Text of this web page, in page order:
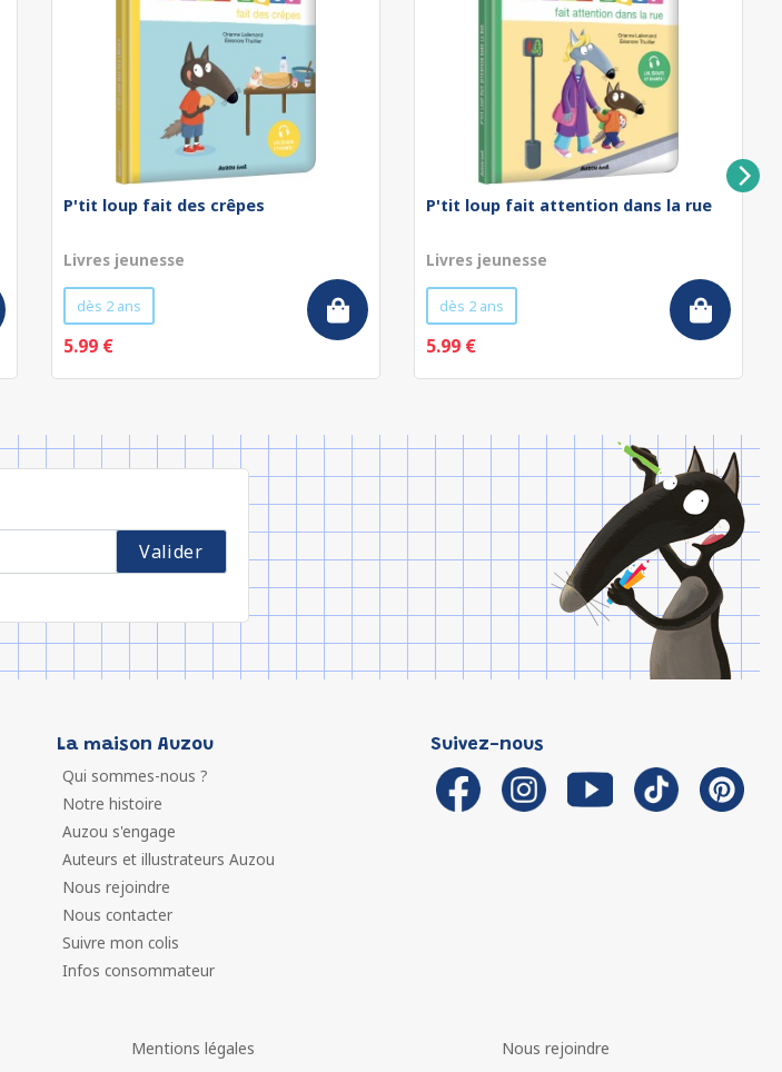
P'tit loup fait des crêpes
Livres jeunesse
dès 2 ans
5.99 €
P'tit loup fait attention dans la rue
Livres jeunesse
dès 2 ans
5.99 €
La maison Auzou
Qui sommes-nous ?
Notre histoire
Auzou s'engage
Auteurs et illustrateurs Auzou
Nous rejoindre
Nous contacter
Suivre mon colis
Infos consommateur
Suivez-nous
Mentions légales Nous rejoindre